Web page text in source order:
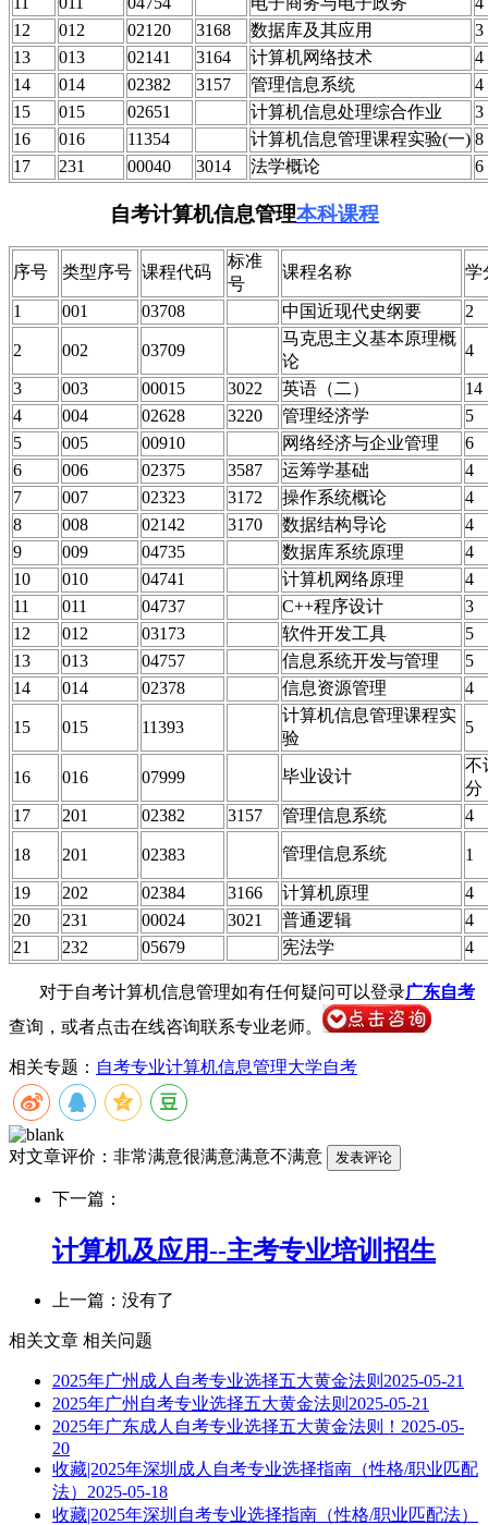
12
012 02120 3168 数据库及其应用
3
13
013 02141 3164 计算机网络技术
4
14
014 02382 3157 管理信息系统
4
15
015 02651 计算机信息处理综合作业
3
16
016 11354 计算机信息管理课程实验(一) 8
17
231 00040 3014 法学概论 6
自考计算机信息管理本科课程
序号 类型序号 课程代码
标准
号
课程名称 学
1 001 03708 中国近现代史纲要 2
2 002 03709
马克思主义基本原理概
论
4
3 003 00015 3022 英语（二）
14
4
004 02628 3220 管理经济学
5
5
005 00910 网络经济与企业管理
6
6
006 02375 3587 运筹学基础
4
7
007 02323 3172 操作系统概论
4
8
008 02142 3170 数据结构导论
4
9
009 04735 数据库系统原理
4
10
010 04741 计算机网络原理
4
11
011 04737 C++程序设计
3
12
012 03173 软件开发工具
5
13
013 04757 信息系统开发与管理
5
14
014 02378 信息资源管理 4
15 015 11393
计算机信息管理课程实
验
5
16 016 07999 毕业设计
不
分
17
201 02382 3157 管理信息系统 4
18 201 02383 管理信息系统 1
19 202 02384 3166 计算机原理
4
20
231 00024 3021 普通逻辑
4
21
232 05679 宪法学 4
对于自考计算机信息管理如有任何疑问可以登录广东自考
查询，或者点击在线咨询联系专业老师。
相关专题： 自考专业计算机信息管理大学自考
对文章评价： 非常满意很满意满意不满意
下一篇：
计算机及应用--主考专业培训招生
上一篇：没有了
相关文章 相关问题
2025年广州成人自考专业选择五大黄金法则 2025-05-21
2025年广州自考专业选择五大黄金法则 2025-05-21
2025年广东成人自考专业选择五大黄金法则！ 2025-05-
20
收藏|2025年深圳成人自考专业选择指南（性格/职业匹配
法） 2025-05-18
收藏|2025年深圳自考专业选择指南（性格/职业匹配法）